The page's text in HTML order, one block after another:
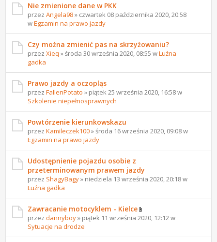
Nie zmienione dane w PKK
przezAngela98» czwartek 08 października 2020, 20:58
wEgzamin na prawo jazdy
Czy można zmienić pas na skrzyżowaniu?
przezXieq » środa 30 września 2020, 08:55 wLuźna
gadka
Prawo jazdy a oczopląs
przezFallenPotato » piątek 25 września 2020, 16:58 w
Szkolenie niepełnosprawnych
Powtórzenie kierunkowskazu
przezKamileczek100» środa 16 września 2020, 09:08 w
Egzamin na prawo jazdy
Udostępnienie pojazdu osobie z
przeterminowanym prawem jazdy
przez ShagyBagy» niedziela 13 września 2020, 20:18 w
Luźna gadka
Zawracanie motocyklem - Kielce
przezdannyboy» piątek 11 września 2020, 12:12 w
Sytuacje na drodze